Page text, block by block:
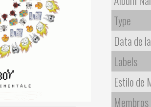
Type
Data de
Labels
Estilo de